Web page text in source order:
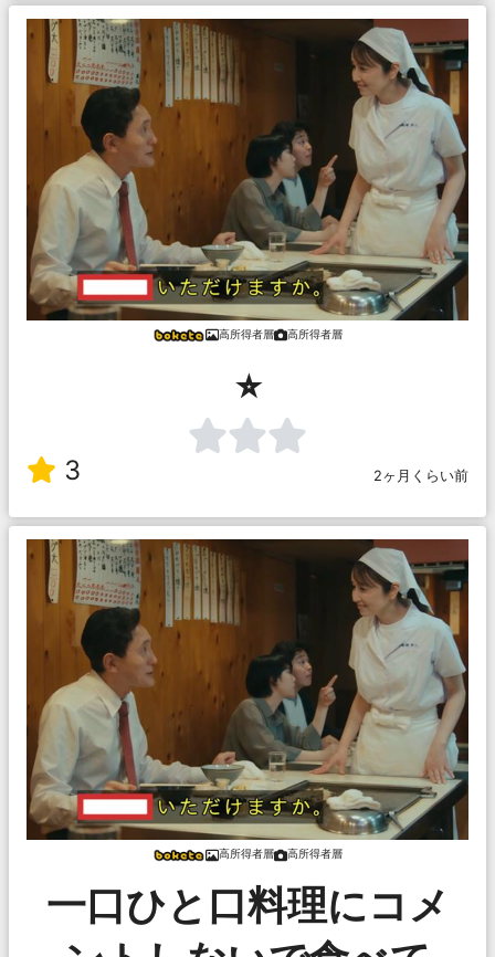
高所得者層 高所得者層
⭐︎
3 2ヶ月くらい前
高所得者層 高所得者層
一口ひと口料理にコメ